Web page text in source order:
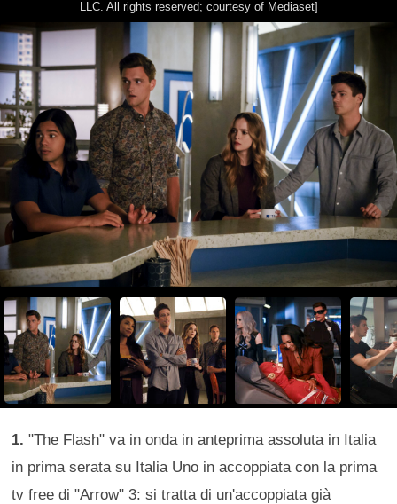
LLC. All rights reserved; courtesy of Mediaset]
1. "The Flash" va in onda in anteprima assoluta in Italia
in prima serata su Italia Uno in accoppiata con la prima
tv free di "Arrow" 3: si tratta di un'accoppiata già